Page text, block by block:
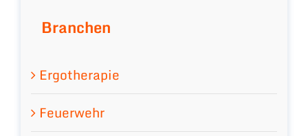
Branchen
Ergotherapie
Feuerwehr